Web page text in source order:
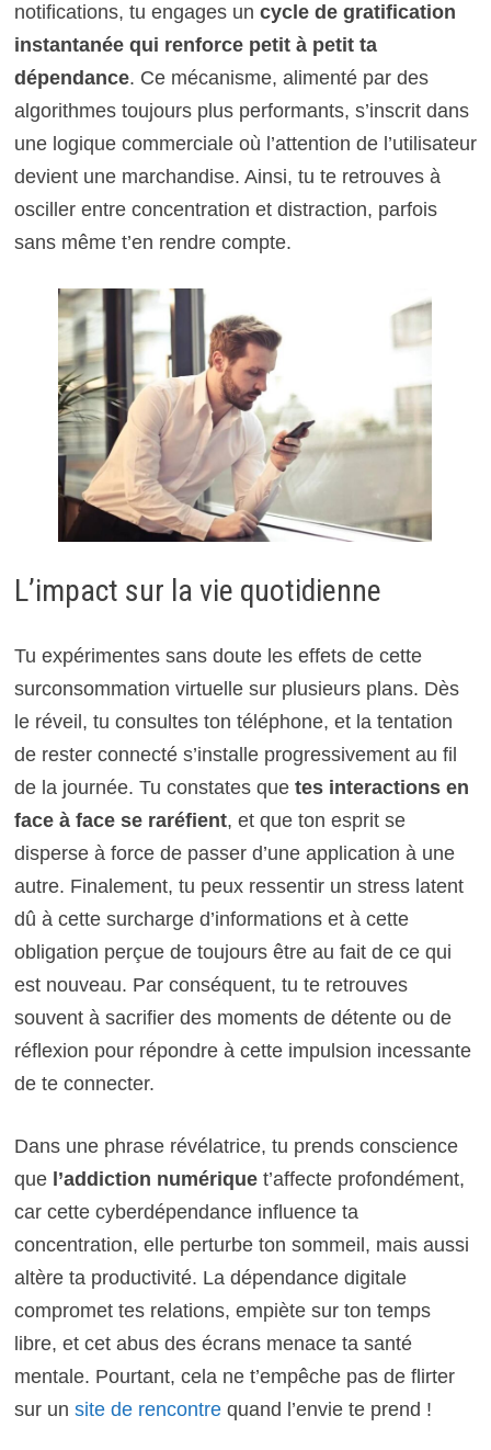
notifications, tu engages un cycle de gratification
instantanée qui renforce petit à petit ta
dépendance. Ce mécanisme, alimenté par des
algorithmes toujours plus performants, s’inscrit dans
une logique commerciale où l’attention de l’utilisateur
devient une marchandise. Ainsi, tu te retrouves à
osciller entre concentration et distraction, parfois
sans même t’en rendre compte.
L’impact sur la vie quotidienne
Tu expérimentes sans doute les effets de cette
surconsommation virtuelle sur plusieurs plans. Dès
le réveil, tu consultes ton téléphone, et la tentation
de rester connecté s’installe progressivement au fil
de la journée. Tu constates que tes interactions en
face à face se raréfient, et que ton esprit se
disperse à force de passer d’une application à une
autre. Finalement, tu peux ressentir un stress latent
dû à cette surcharge d’informations et à cette
obligation perçue de toujours être au fait de ce qui
est nouveau. Par conséquent, tu te retrouves
souvent à sacrifier des moments de détente ou de
réflexion pour répondre à cette impulsion incessante
de te connecter.
Dans une phrase révélatrice, tu prends conscience
que l’addiction numériquet’affecte profondément,
car cette cyberdépendance influence ta
concentration, elle perturbe ton sommeil, mais aussi
altère ta productivité. La dépendance digitale
compromet tes relations, empiète sur ton temps
libre, et cet abus des écrans menace ta santé
mentale. Pourtant, cela ne t’empêche pas de flirter
sur un site de rencontrequand l’envie te prend !